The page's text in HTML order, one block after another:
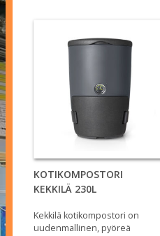
KOTIKOMPOSTORI
KEKKILÄ 230L
Kekkilä kotikompostori on
uudenmallinen, pyöreä